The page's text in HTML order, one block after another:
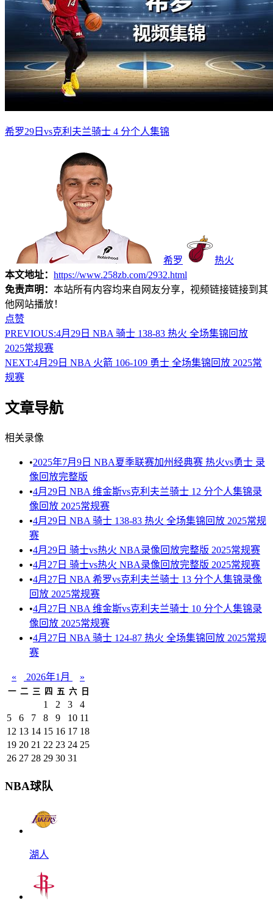
希罗29日vs克利夫兰骑士 4 分个人集锦
希罗
热火
本文地址： https://www.258zb.com/2932.html
免责声明： 本站所有内容均来自网友分享，视频链接链接到其
他网站播放！
点赞
PREVIOUS:4月29日 NBA 骑士 138-83 热火 全场集锦回放
2025常规赛
NEXT:4月29日 NBA 火箭 106-109 勇士 全场集锦回放 2025常
规赛
文章导航
相关录像
•2025年7月9日 NBA夏季联赛加州经典赛 热火vs勇士 录
像回放完整版
•4月29日 NBA 维金斯vs克利夫兰骑士 12 分个人集锦录
像回放 2025常规赛
•4月29日 NBA 骑士 138-83 热火 全场集锦回放 2025常规
赛
•4月29日 骑士vs热火 NBA录像回放完整版 2025常规赛
•4月27日 骑士vs热火 NBA录像回放完整版 2025常规赛
•4月27日 NBA 希罗vs克利夫兰骑士 13 分个人集锦录像
回放 2025常规赛
•4月27日 NBA 维金斯vs克利夫兰骑士 10 分个人集锦录
像回放 2025常规赛
•4月27日 NBA 骑士 124-87 热火 全场集锦回放 2025常规
赛
« 2026年1月 »
一 二 三 四 五 六 日
1 2 3
4
5
6 7 8 9 10 11
12 13 14 15 16 17 18
19 20 21 22 23 24 25
26 27 28 29 30 31
NBA球队
湖人